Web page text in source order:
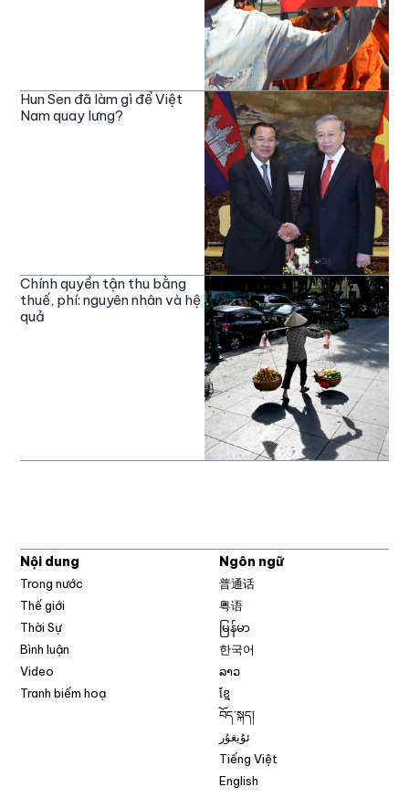
Hun Sen đã làm gì để Việt
Nam quay lưng?
Chính quyền tận thu bằng
thuế, phí: nguyên nhân và hệ
quả
Nội dung
Trong nước
Thế giới
Thời Sự
Bình luận
Video
Tranh biếm hoạ
Ngôn ngữ
普通话
粤语
မြန်မာ
한국어
ລາວ
ខ្មែ
བོད་སྐད།
ئۇيغۇر
Tiếng Việt
English